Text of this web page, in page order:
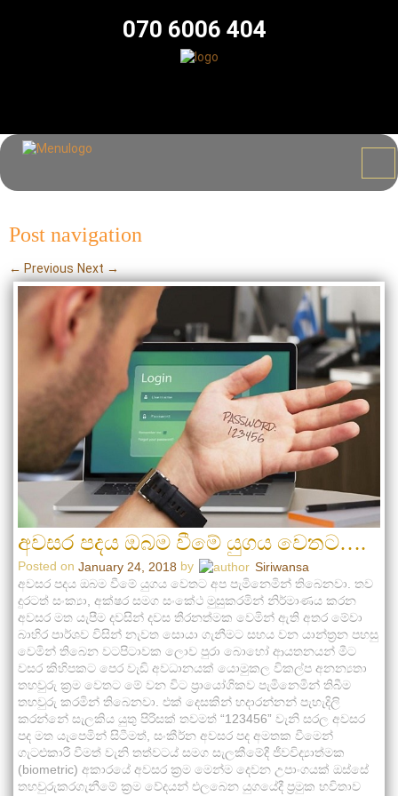
070 6006 404
Post navigation
← Previous Next →
අවසර පදය ඔබම වීමේ යුගය වෙතට….
Posted on January 24, 2018 by
Siriwansa
අවසර පදය ඔබම වීමේ යුගය වෙතට අප පැමිනෙමින් තිබෙනවා. තව
දුරටත් සංක්‍යා, අක්ෂර සමග සංකේථ මුසුකරමින් නිර්මාණය කරන
අවසර මත යැපීම දවසින් දවස තීරනත්මක වෙමින් ඇති අතර මේවා
බාහිර පාර්ශව විසින් නැවත සොයා ගැනීමට සහය වන යාන්ත්‍රන පහසු
වෙමින් තිබෙන වටපිටාවක ලොව පුරා බොහෝ ආයතනයන් මීට
වසර කිහිපකට පෙර වැඩි අවධානයක් යොමුකල විකල්ප අනන්‍යතා
තහවුරු ක්‍රම වෙතට මේ වන විට ප්‍රායෝගිකව පැමිනෙමින් තිබීම
තහවුරු කරමින් තිබෙනවා. එක් දෙසකින් හදාරන්නන් පැහැදිලි
කරන්නේ සැලකිය යුතු පිරිසක් තවමත් “123456” වැනි සරල අවසර
පද මත යැපෙමින් සිටීමත්, සංකීර්න අවසර පද අමතක වීමෙන්
ගැටළුකාරී වීමත් වැනි තත්වටය් සමග සැලකීමේදී ජීවවිද්‍යාත්මක
(biometric) අකාරයේ අවසර ක්‍රම මෙන්ම දෙවන උපාංගයක් ඔස්සේ
තහවුරුකරගැනීමේ ක්‍රම වේදයන් එලබෙන යුගයේදී ප්‍රමුක භවිතාව